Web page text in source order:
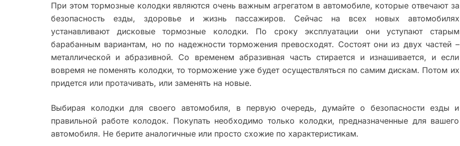
При этом тормозные колодки являются очень важным агрегатом в автомобиле, которые отвечают за
безопасность езды, здоровье и жизнь пассажиров. Сейчас на всех новых автомобилях
устанавливают дисковые тормозные колодки. По сроку эксплуатации они уступают старым
барабанным вариантам, но по надежности торможения превосходят. Состоят они из двух частей –
металлической и абразивной. Со временем абразивная часть стирается и изнашивается, и если
вовремя не поменять колодки, то торможение уже будет осуществляться по самим дискам. Потом их
придется или протачивать, или заменять на новые.
Выбирая колодки для своего автомобиля, в первую очередь, думайте о безопасности езды и
правильной работе колодок. Покупать необходимо только колодки, предназначенные для вашего
автомобиля. Не берите аналогичные или просто схожие по характеристикам.